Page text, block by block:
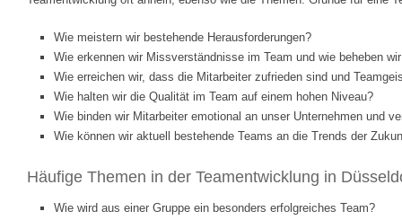
Wie meistern wir bestehende Herausforderungen?
Wie erkennen wir Missverständnisse im Team und wie beheben
Wie erreichen wir, dass die Mitarbeiter zufrieden sind und
Wie halten wir die Qualität im Team auf einem hohen Niveau?
Wie binden wir Mitarbeiter emotional an unser Unternehmen und
Wie können wir aktuell bestehende Teams an die Trends der
Häufige Themen in der Teamentwicklung in
Wie wird aus einer Gruppe ein besonders erfolgreiches Team?